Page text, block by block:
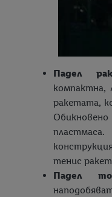
Падел
компактна,
ракетата,
тенис
Падел